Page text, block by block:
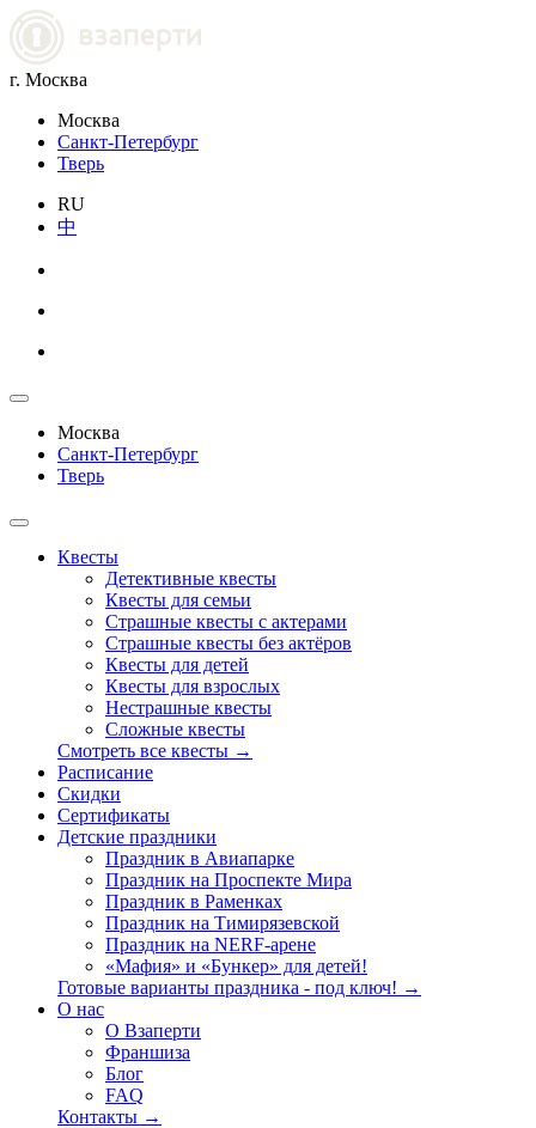
г. Москва
Москва
Санкт-Петербург
Тверь
RU
中
Москва
Санкт-Петербург
Тверь
Квесты
Детективные квесты
Квесты для семьи
Страшные квесты с актерами
Страшные квесты без актёров
Квесты для детей
Квесты для взрослых
Нестрашные квесты
Сложные квесты
Смотреть все квесты →
Расписание
Скидки
Сертификаты
Детские праздники
Праздник в Авиапарке
Праздник на Проспекте Мира
Праздник в Раменках
Праздник на Тимирязевской
Праздник на NERF-арене
«Мафия» и «Бункер» для детей!
Готовые варианты праздника - под ключ! →
О нас
О Взаперти
Франшиза
Блог
FAQ
Контакты →